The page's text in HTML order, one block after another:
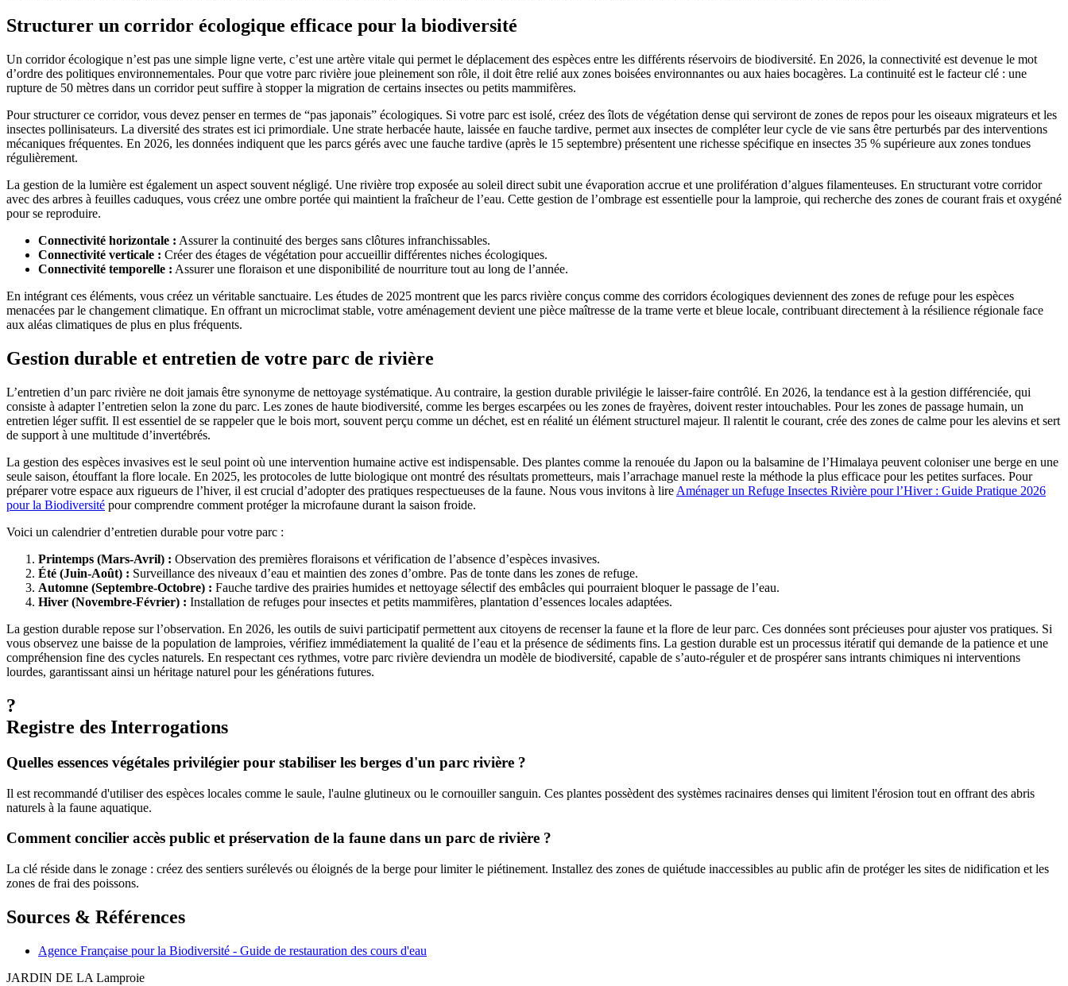
Structurer un corridor écologique efficace pour la biodiversité
Un corridor écologique n’est pas une simple ligne verte, c’est une artère vitale qui permet le déplacement des espèces entre les différents réservoirs de biodiversité. En 2026, la connectivité est devenue le mot
d’ordre des politiques environnementales. Pour que votre parc rivière joue pleinement son rôle, il doit être relié aux zones boisées environnantes ou aux haies bocagères. La continuité est le facteur clé : une
rupture de 50 mètres dans un corridor peut suffire à stopper la migration de certains insectes ou petits mammifères.
Pour structurer ce corridor, vous devez penser en termes de “pas japonais” écologiques. Si votre parc est isolé, créez des îlots de végétation dense qui serviront de zones de repos pour les oiseaux migrateurs et les
insectes pollinisateurs. La diversité des strates est ici primordiale. Une strate herbacée haute, laissée en fauche tardive, permet aux insectes de compléter leur cycle de vie sans être perturbés par des interventions
mécaniques fréquentes. En 2026, les données indiquent que les parcs gérés avec une fauche tardive (après le 15 septembre) présentent une richesse spécifique en insectes 35 % supérieure aux zones tondues
régulièrement.
La gestion de la lumière est également un aspect souvent négligé. Une rivière trop exposée au soleil direct subit une évaporation accrue et une prolifération d’algues filamenteuses. En structurant votre corridor
avec des arbres à feuilles caduques, vous créez une ombre portée qui maintient la fraîcheur de l’eau. Cette gestion de l’ombrage est essentielle pour la lamproie, qui recherche des zones de courant frais et oxygéné
pour se reproduire.
Connectivité horizontale : Assurer la continuité des berges sans clôtures infranchissables.
Connectivité verticale : Créer des étages de végétation pour accueillir différentes niches écologiques.
Connectivité temporelle : Assurer une floraison et une disponibilité de nourriture tout au long de l’année.
En intégrant ces éléments, vous créez un véritable sanctuaire. Les études de 2025 montrent que les parcs rivière conçus comme des corridors écologiques deviennent des zones de refuge pour les espèces
menacées par le changement climatique. En offrant un microclimat stable, votre aménagement devient une pièce maîtresse de la trame verte et bleue locale, contribuant directement à la résilience régionale face
aux aléas climatiques de plus en plus fréquents.
Gestion durable et entretien de votre parc de rivière
L’entretien d’un parc rivière ne doit jamais être synonyme de nettoyage systématique. Au contraire, la gestion durable privilégie le laisser-faire contrôlé. En 2026, la tendance est à la gestion différenciée, qui
consiste à adapter l’entretien selon la zone du parc. Les zones de haute biodiversité, comme les berges escarpées ou les zones de frayères, doivent rester intouchables. Pour les zones de passage humain, un
entretien léger suffit. Il est essentiel de se rappeler que le bois mort, souvent perçu comme un déchet, est en réalité un élément structurel majeur. Il ralentit le courant, crée des zones de calme pour les alevins et sert
de support à une multitude d’invertébrés.
La gestion des espèces invasives est le seul point où une intervention humaine active est indispensable. Des plantes comme la renouée du Japon ou la balsamine de l’Himalaya peuvent coloniser une berge en une
seule saison, étouffant la flore locale. En 2025, les protocoles de lutte biologique ont montré des résultats prometteurs, mais l’arrachage manuel reste la méthode la plus efficace pour les petites surfaces. Pour
préparer votre espace aux rigueurs de l’hiver, il est crucial d’adopter des pratiques respectueuses de la faune. Nous vous invitons à lire Aménager un Refuge Insectes Rivière pour l’Hiver : Guide Pratique 2026
pour la Biodiversité pour comprendre comment protéger la microfaune durant la saison froide.
Voici un calendrier d’entretien durable pour votre parc :
Printemps (Mars-Avril) : Observation des premières floraisons et vérification de l’absence d’espèces invasives.
Été (Juin-Août) : Surveillance des niveaux d’eau et maintien des zones d’ombre. Pas de tonte dans les zones de refuge.
Automne (Septembre-Octobre) : Fauche tardive des prairies humides et nettoyage sélectif des embâcles qui pourraient bloquer le passage de l’eau.
Hiver (Novembre-Février) : Installation de refuges pour insectes et petits mammifères, plantation d’essences locales adaptées.
La gestion durable repose sur l’observation. En 2026, les outils de suivi participatif permettent aux citoyens de recenser la faune et la flore de leur parc. Ces données sont précieuses pour ajuster vos pratiques. Si
vous observez une baisse de la population de lamproies, vérifiez immédiatement la qualité de l’eau et la présence de sédiments fins. La gestion durable est un processus itératif qui demande de la patience et une
compréhension fine des cycles naturels. En respectant ces rythmes, votre parc rivière deviendra un modèle de biodiversité, capable de s’auto-réguler et de prospérer sans intrants chimiques ni interventions
lourdes, garantissant ainsi un héritage naturel pour les générations futures.
?
Registre des Interrogations
Quelles essences végétales privilégier pour stabiliser les berges d'un parc rivière ?
Il est recommandé d'utiliser des espèces locales comme le saule, l'aulne glutineux ou le cornouiller sanguin. Ces plantes possèdent des systèmes racinaires denses qui limitent l'érosion tout en offrant des abris
naturels à la faune aquatique.
Comment concilier accès public et préservation de la faune dans un parc de rivière ?
La clé réside dans le zonage : créez des sentiers surélevés ou éloignés de la berge pour limiter le piétinement. Installez des zones de quiétude inaccessibles au public afin de protéger les sites de nidification et les
zones de frai des poissons.
Sources & Références
Agence Française pour la Biodiversité - Guide de restauration des cours d'eau
JARDIN DE LA Lamproie